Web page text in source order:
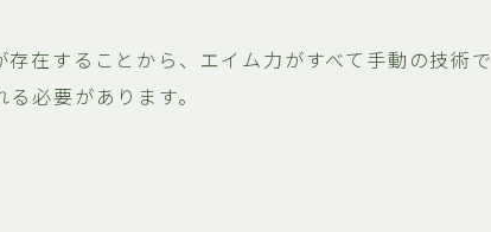
在することから、エイム力がすべて手動の技術で
必要があります。